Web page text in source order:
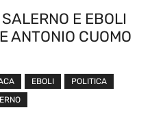
E EBOLI
ANTONIO CUOMO
EBOLI
POLITICA